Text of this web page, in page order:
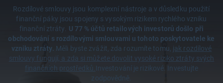
Rozdílové smlouvy jsou komplexní nástroje a v důsledku použití
finanční páky jsou spojeny s vysokým rizikem rychlého vzniku
finanční ztráty. U 77 % účtů retailových investorů došlo při
obchodování s rozdílovými smlouvami u tohoto poskytovatele ke
vzniku ztráty. Měli byste zvážit, zda rozumíte tomu, jak rozdílové
smlouvy fungují, a zda si můžete dovolit vysoké riziko ztráty svých
finančních prostředků. Investování je rizikové. Investujte
zodpovědně.